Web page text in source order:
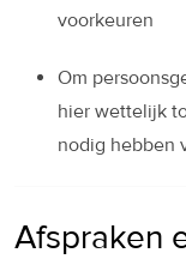
voorkeuren
Om
hier wettelijk
nodig hebben
Afspraken